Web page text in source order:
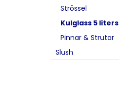
Strössel
Kulglass 5 liters
Pinnar & Strutar
Slush